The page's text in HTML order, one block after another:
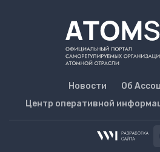
Новости
Об
Центр оперативной